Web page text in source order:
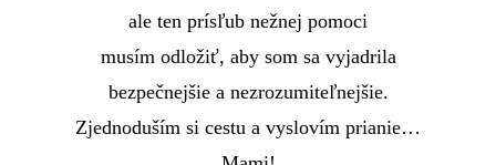
ale ten prísľub nežnej pomoci
musím odložiť, aby som sa vyjadrila
bezpečnejšie a nezrozumiteľnejšie.
Zjednoduším si cestu a vyslovím prianie…